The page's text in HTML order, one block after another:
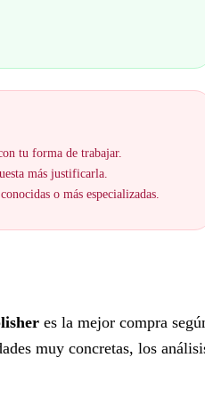
tu forma de trabajar.
más justificarla.
o más especializadas.
es la mejor compra
muy concretas, los